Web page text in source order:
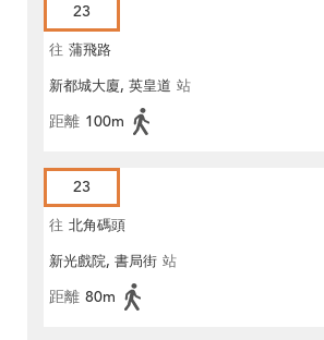
23
往 蒲飛路
新都城大廈, 英皇道 站
距離 100m
23
往 北角碼頭
新光戲院, 書局街 站
距離 80m